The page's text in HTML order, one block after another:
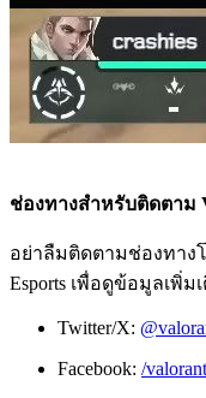
ช่องทางสำหรับติดตาม
อย่าลืมติดตามช่องทาง
Esports เพื่อดูข้อมูลเพิ่ม
Twitter/X:
Facebook: /